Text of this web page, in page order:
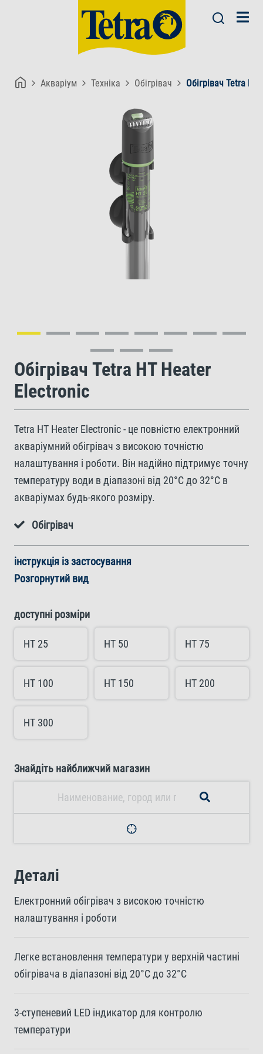
Акваріум Техніка Обігрівач Обігрівач Tetra
Обігрівач Tetra HT Heater
Electronic
Tetra HT Heater Electronic - це повністю електронний
акваріумний обігрівач з високою точністю
налаштування і роботи. Він надійно підтримує точну
температуру води в діапазоні від 20°C до 32°C в
акваріумах будь-якого розміру.
Обігрівач
інструкція із застосування
Розгорнутий вид
доступні розміри
HT 25 HT 50 HT 75
HT 100 HT 150 HT 200
HT 300
Знайдіть найближчий магазин
Деталі
Електронний обігрівач з високою точністю
налаштування і роботи
Легке встановлення температури у верхній частині
обігрівача в діапазоні від 20°C до 32°C
3-ступеневий LED індикатор для контролю
температури